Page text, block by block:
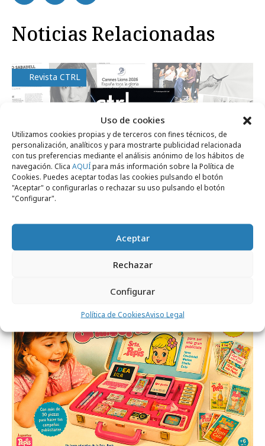
Uso de cookies
Utilizamos cookies propias y de terceros con fines técnicos, de
personalización, analíticos y para mostrarte publicidad relacionada
con tus preferencias mediante el análisis anónimo de los hábitos de
navegación. Clica AQUÍpara más información sobre la Política de
Cookies. Puedes aceptar todas las cookies pulsando el botón
"Aceptar" o configurarlas o rechazar su uso pulsando el botón
"Configurar".
Aceptar
Rechazar
Configurar
Política de CookiesAviso Legal
Noticias Relacionadas
Revista CTRL
La revista Ctrl ControlPublicidad lanza su